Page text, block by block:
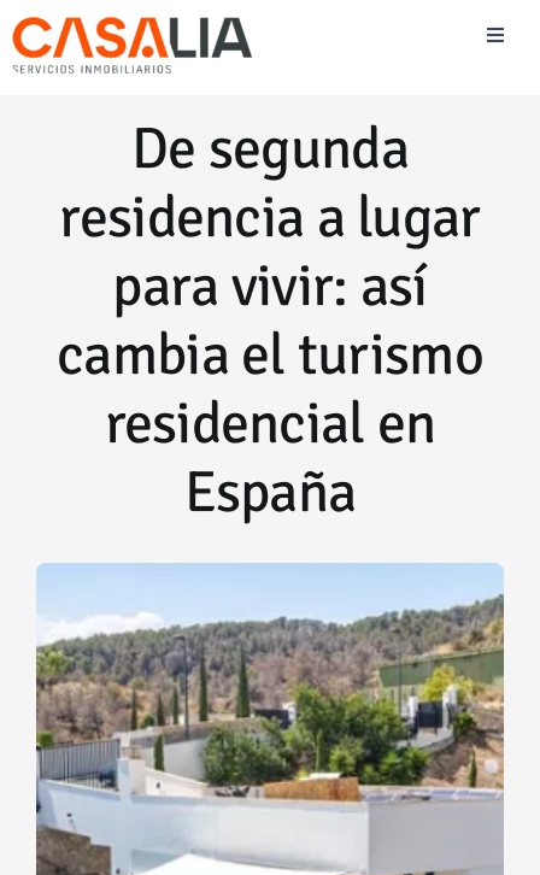
Saltar
al
contenido
Blog Inmobiliario
Team Casalia
De segunda
residencia a lugar
para vivir: así
cambia el turismo
residencial en
España